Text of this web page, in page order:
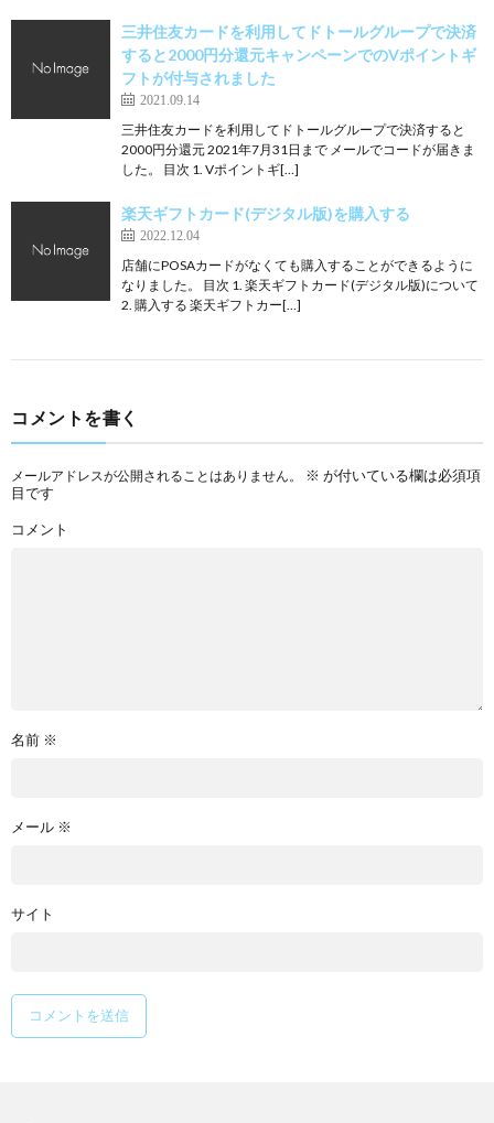
三井住友カードを利用してドトールグループで決済
すると2000円分還元キャンペーンでのVポイントギ
フトが付与されました
2021.09.14
三井住友カードを利用してドトールグループで決済すると
2000円分還元 2021年7月31日まで メールでコードが届きま
した。 目次 1. Vポイントギ[…]
楽天ギフトカード(デジタル版)を購入する
2022.12.04
店舗にPOSAカードがなくても購入することができるように
なりました。 目次 1. 楽天ギフトカード(デジタル版)について
2. 購入する 楽天ギフトカー[…]
コメントを書く
メールアドレスが公開されることはありません。 ※ が付いている欄は必須項
目です
コメント
名前 ※
メール ※
サイト